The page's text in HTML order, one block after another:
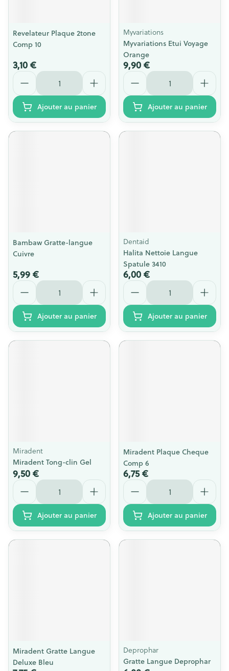
Revelateur Plaque 2tone
Comp 10
3,10 €
Quantité
Ajouter au panier
Myvariations
Myvariations Etui Voyage
Orange
9,90 €
Quantité
Ajouter au panier
Bambaw Gratte-langue
Cuivre
5,99 €
Quantité
Ajouter au panier
Dentaid
Halita Nettoie Langue
Spatule 3410
6,00 €
Quantité
Ajouter au panier
Miradent
Miradent Tong-clin Gel
9,50 €
Quantité
Ajouter au panier
Miradent Plaque Cheque
Comp 6
6,75 €
Quantité
Ajouter au panier
Miradent Gratte Langue
Deluxe Bleu
Deprophar
Gratte Langue Deprophar